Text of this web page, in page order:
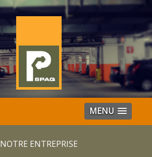
MENU
NOTRE ENTREPRISE